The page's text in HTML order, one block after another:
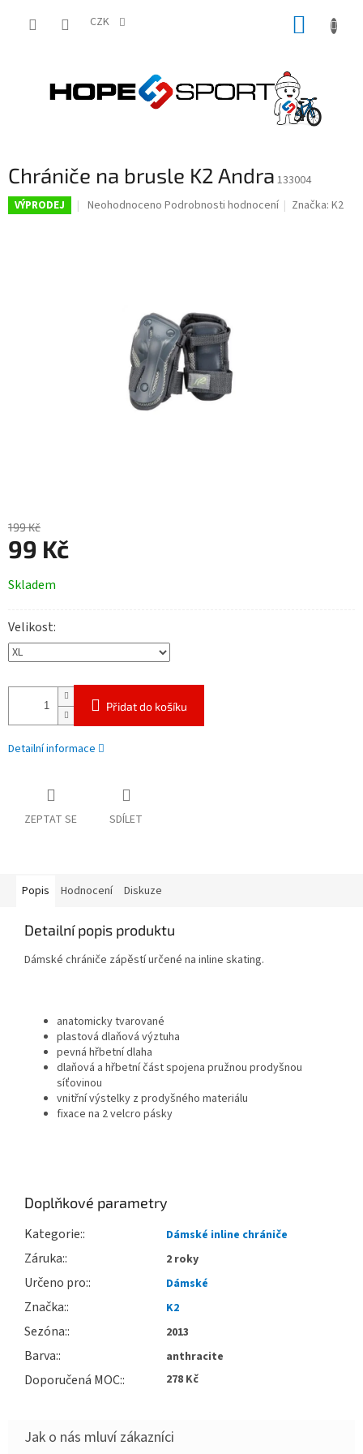
CZK
Chrániče na brusle K2 Andra 133004
VÝPRODEJ
Průměrné
Neohodnoceno Podrobnosti hodnocení Značka:K2
199 Kč
99 Kč
cena:
Skladem
Velikost
Přidat do košíku
Detailní informace
ZEPTAT SE SDÍLET
Popis Hodnocení Diskuze
Detailní popis produktu
Dámské chrániče zápěstí určené na inline skating.
anatomicky tvarované
plastová dlaňová výztuha
pevná hřbetní dlaha
dlaňová a hřbetní část spojena pružnou prodyšnou
síťovinou
vnitřní výstelky z prodyšného materiálu
fixace na 2 velcro pásky
Doplňkové parametry
Kategorie: Dámské inline chrániče
Záruka: 2 roky
Určeno pro: Dámské
Značka: K2
Sezóna: 2013
Barva: anthracite
Doporučená MOC: 278 Kč